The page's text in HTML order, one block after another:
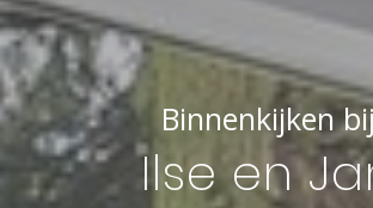
Binnenkijken
Ilse en